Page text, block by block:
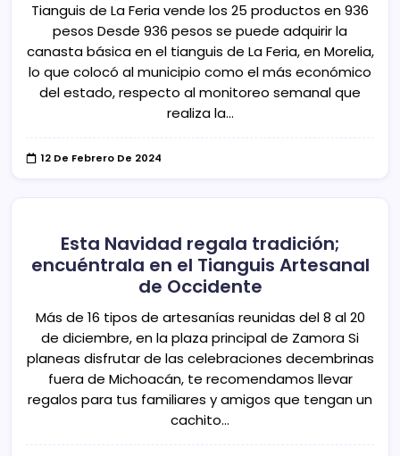
Tianguis de La Feria vende los 25 productos en 936
pesos Desde 936 pesos se puede adquirir la
canasta básica en el tianguis de La Feria, en Morelia,
lo que colocó al municipio como el más económico
del estado, respecto al monitoreo semanal que
realiza la…
12 De Febrero De 2024
Esta Navidad regala tradición;
encuéntrala en el Tianguis Artesanal
de Occidente
Más de 16 tipos de artesanías reunidas del 8 al 20
de diciembre, en la plaza principal de Zamora Si
planeas disfrutar de las celebraciones decembrinas
fuera de Michoacán, te recomendamos llevar
regalos para tus familiares y amigos que tengan un
cachito…